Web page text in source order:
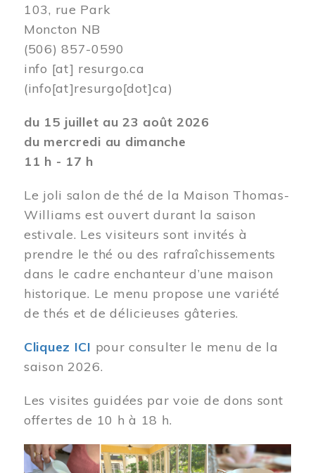
103, rue Park
Moncton NB
(506) 857-0590
info [at] resurgo.ca
(info[at]resurgo[dot]ca)
du 15 juillet au 23 août 2026
du mercredi au dimanche
11 h - 17 h
Le joli salon de thé de la Maison Thomas-
Williams est ouvert durant la saison
estivale. Les visiteurs sont invités à
prendre le thé ou des rafraîchissements
dans le cadre enchanteur d’une maison
historique. Le menu propose une variété
de thés et de délicieuses gâteries.
Cliquez ICI pour consulter le menu de la
saison 2026.
Les visites guidées par voie de dons sont
offertes de 10 h à 18 h.
Image